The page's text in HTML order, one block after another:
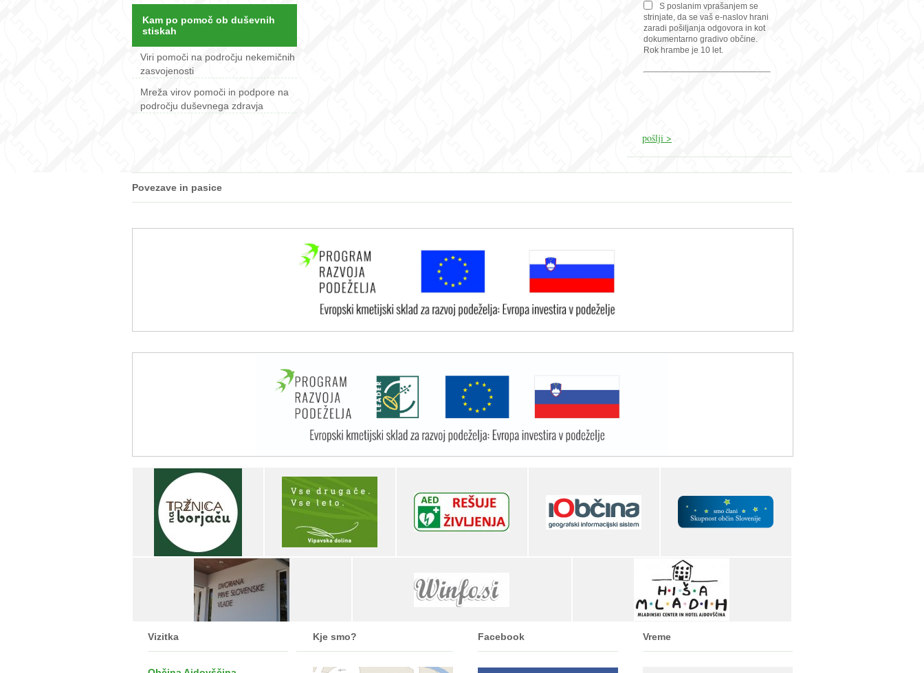
Kam po pomoč ob duševnih
stiskah
Viri pomoči na področju nekemičnih
zasvojenosti
Mreža virov pomoči in podpore na
področju duševnega zdravja
S poslanim vprašanjem se
strinjate, da se vaš e-naslov hrani
zaradi pošiljanja odgovora in kot
dokumentarno gradivo občine.
Rok hrambe je 10 let.
Povezave in pasice
Vizitka Kje smo? Facebook Vreme